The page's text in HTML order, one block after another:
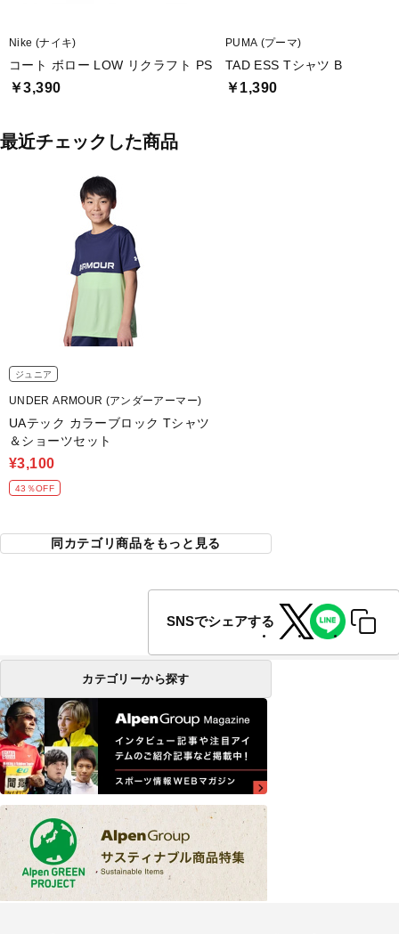
Nike (ナイキ)
コート ボロー LOW リクラフト PS
￥3,390
PUMA (プーマ)
TAD ESS Tシャツ B
￥1,390
最近チェックした商品
ジュニア
UNDER ARMOUR (アンダーアーマー)
UAテック カラーブロック Tシャツ
＆ショーツセット
¥3,100
43％OFF
同カテゴリ商品をもっと見る
SNSでシェアする
カテゴリーから探す